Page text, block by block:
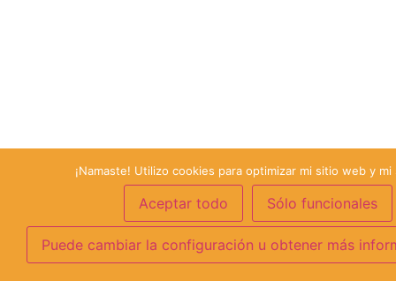
¡Namaste! Utilizo cookies para optimizar mi sitio web y mi
Aceptar todo Sólo funcionales
Puede cambiar la configuración u obtener más